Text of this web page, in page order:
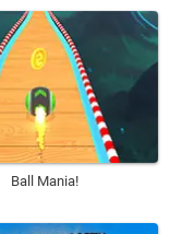
Ball Mania!